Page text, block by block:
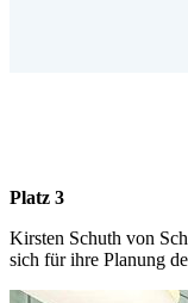
Platz 3
Kirsten Schuth von
sich für ihre Planung